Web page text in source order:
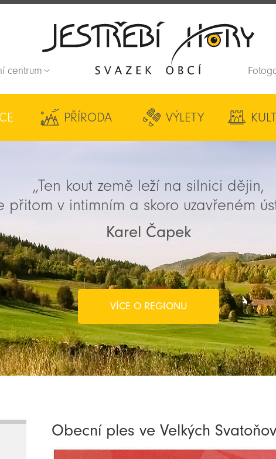
centrum
PŘÍRODA VÝLETY
„Ten kout země leží na silnici dějin,
přitom v intimním a skoro uzavřeném
Karel Čapek
VÍCE O REGIONU
Obecní ples ve Velkých